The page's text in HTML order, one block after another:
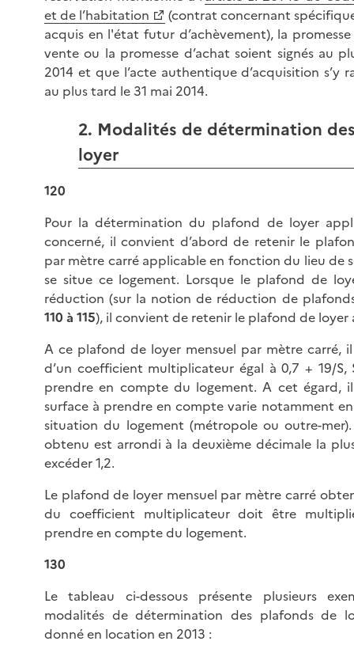
et de l’habitation
(contrat concernant
acquis en l'état futur d’achèvement), la
vente ou la promesse d’achat soient signés au
2014 et que l’acte authentique d’acquisition s’y
au plus tard le 31 mai 2014.
2. Modalités de détermination
loyer
120
Pour la détermination du plafond de loyer
concerné, il convient d’abord de retenir le
par mètre carré applicable en fonction du lieu de
se situe ce logement. Lorsque le plafond de
réduction (sur la notion de réduction de
110 à 115), il convient de retenir le plafond de loyer
A ce plafond de loyer mensuel par mètre carré,
d’un coefficient multiplicateur égal à 0,7 + 19/
prendre en compte du logement. A cet égard,
surface à prendre en compte varie notamment
situation du logement (métropole ou outre-
obtenu est arrondi à la deuxième décimale la
excéder 1,2.
Le plafond de loyer mensuel par mètre carré
du coefficient multiplicateur doit être
prendre en compte du logement.
130
Le tableau ci-dessous présente plusieurs
modalités de détermination des plafonds de
donné en location en 2013 :